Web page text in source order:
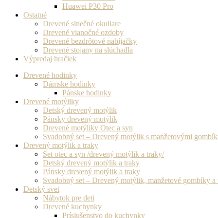
Huawei P30 Pro
Ostatné
Drevené slnečné okuliare
Drevené vianočné ozdoby
Drevené bezdrôtové nabíjačky
Drevené stojany na slúchadla
Výpredaj hračiek
Drevené hodinky
Dámske hodinky
Pánske hodinky
Drevené motýliky
Detský drevený motýlik
Pánsky drevený motýlik
Drevené motýliky Otec a syn
Svadobný set – Drevený motýlik s manžetovými
Drevený motýlik a traky
Set otec a syn /drevený motýlik a traky/
Detský drevený motýlik a traky
Pánsky drevený motýlik a traky
Svadobný set – Drevený motýlik, manžetové gombíky a
Detský svet
Nábytok pre deti
Drevené kuchynky
Príslušenstvo do kuchynky